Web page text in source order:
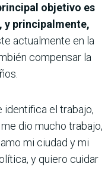
objetivo es
y principalmente,
actualmente en la
compensar la
identifica el trabajo,
dio mucho trabajo,
mi ciudad y mi
y quiero cuidar